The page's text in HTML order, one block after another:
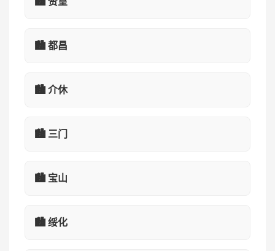
🏙️ 都昌
🏙️ 介休
🏙️ 三门
🏙️ 宝山
🏙️ 绥化